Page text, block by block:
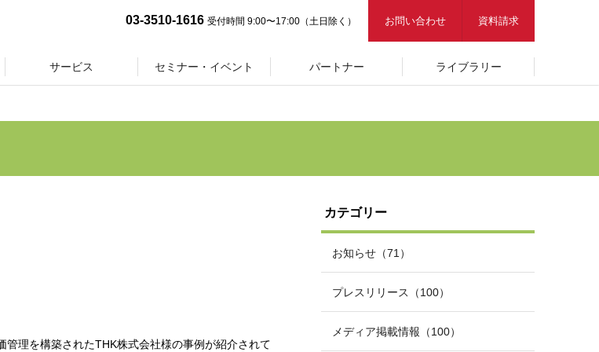
03-3510-1616 受付時間 9:00〜17:00（土日除く） お問い合わせ 資料請求
サービス セミナー・イベント パートナー ライブラリー
理を構築されたTHK株式会社様の事例が紹介されて
カテゴリー
お知らせ（71）
プレスリリース（100）
メディア掲載情報（100）